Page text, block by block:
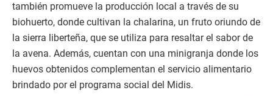
también promueve la producción local a través de su
biohuerto, donde cultivan la chalarina, un fruto oriundo de
la sierra liberteña, que se utiliza para resaltar el sabor de
la avena. Además, cuentan con una minigranja donde los
huevos obtenidos complementan el servicio alimentario
brindado por el programa social del Midis.